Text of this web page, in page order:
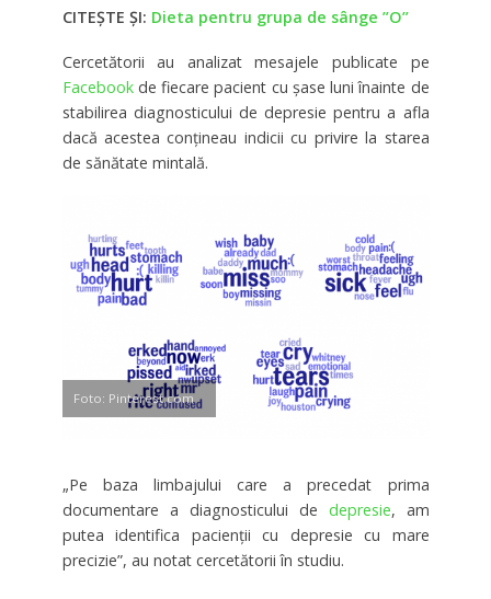
CITEȘTE ȘI: Dieta pentru grupa de sânge ”O”
Cercetătorii au analizat mesajele publicate pe
Facebookde fiecare pacient cu şase luni înainte de
stabilirea diagnosticului de depresie pentru a afla
dacă acestea conţineau indicii cu privire la starea
de sănătate mintală.
Foto: Pinterest.com
„Pe baza limbajului care a precedat prima
documentare a diagnosticului de depresie, am
putea identifica pacienţii cu depresie cu mare
precizie”, au notat cercetătorii în studiu.